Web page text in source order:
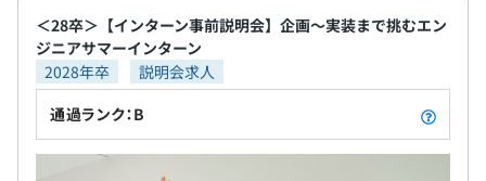
・スターバックス コーヒー ジャパン 株式会社
・株式会社ローソン
・株式会社ファミリーマート
・ミニストップ株式会社
・B-R サーティワン アイスクリーム株式会社
・株式会社ダスキン
・KDDI株式会社 他
3ヶ月 ※試用期間中の条件変更なし
＜28卒＞【インターン事前説明会】企画〜実装まで挑むエン
ジニアサマーインターン
2028年卒
説明会求人
通過ランク：B